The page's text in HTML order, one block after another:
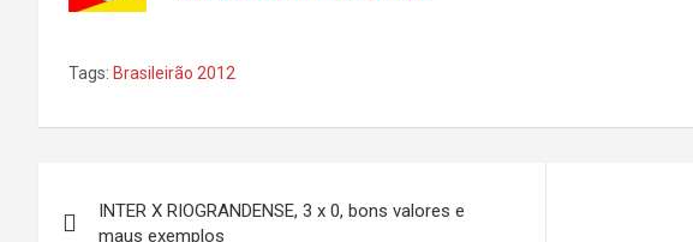
Tags: Brasileirão 2012
INTER X RIOGRANDENSE, 3 x 0, bons valores e
maus exemplos